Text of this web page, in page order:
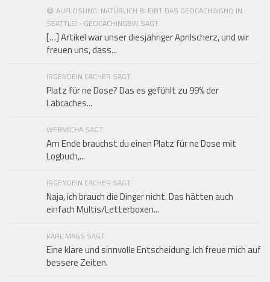
😄 AUFLÖSUNG: NATÜRLICH BLEIBT DAS GEOCACHINGHQ IN
SEATTLE! - GEOCACHINGBW SAGT:
[…] Artikel war unser diesjähriger Aprilscherz, und wir
freuen uns, dass...
IRGENDEIN CACHER SAGT:
Platz für ne Dose? Das es gefühlt zu 99% der
Labcaches...
WEBMICHA SAGT:
Am Ende brauchst du einen Platz für ne Dose mit
Logbuch,...
IRGENDEIN CACHER SAGT:
Naja, ich brauch die Dinger nicht. Das hätten auch
einfach Multis/Letterboxen...
KARL MAGS SAGT:
Eine klare und sinnvolle Entscheidung. Ich freue mich auf
bessere Zeiten.